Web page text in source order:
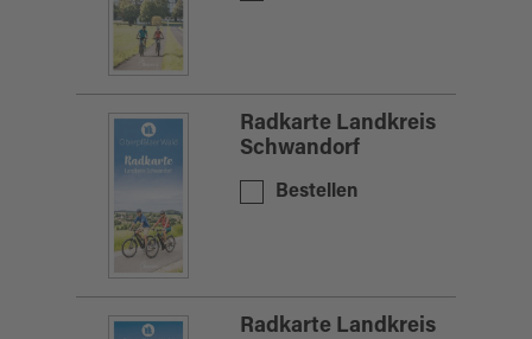
Radkarte Landkreis
Schwandorf
Bestellen
Radkarte Landkreis